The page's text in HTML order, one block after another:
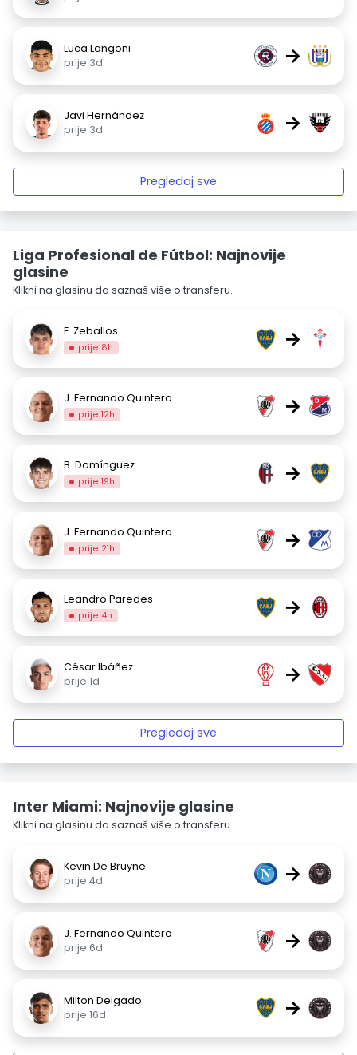
Luca Langoni
prije 3d
→
Javi Hernández
prije 3d
→
Pregledaj sve
Liga Profesional de Fútbol: Najnovije
glasine
Klikni na glasinu da saznaš više o transferu.
E. Zeballos
prije 8h →
J. Fernando Quintero
prije 12h →
B. Domínguez
prije 19h →
J. Fernando Quintero
prije 21h →
Leandro Paredes
prije 4h →
César Ibáñez
prije 1d
→
Pregledaj sve
Inter Miami: Najnovije glasine
Klikni na glasinu da saznaš više o transferu.
Kevin De Bruyne
prije 4d
→
J. Fernando Quintero
prije 6d
→
Milton Delgado
prije 16d
→